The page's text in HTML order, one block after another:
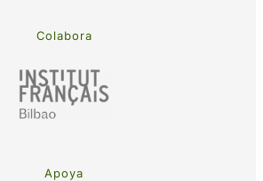
Colabora
Apoya